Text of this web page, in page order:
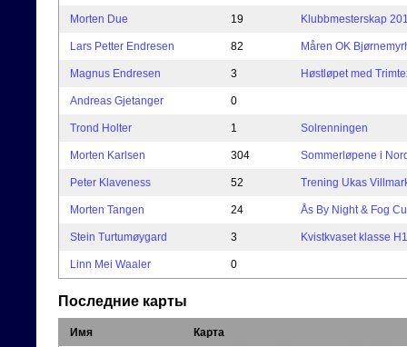
Morten Due 19 Klubbmesterskap
Lars Petter Endresen 82 Måren OK
Magnus Endresen 3 Høstløpet med
Andreas Gjetanger 0
Trond Holter 1 Solrenningen
Morten Karlsen 304 Sommerløpene i
Peter Klaveness 52 Trening Ukas
Morten Tangen 24 Ås By Night & Fog
Stein Turtumøygard 3 Kvistkvaset klasse
Linn Mei Waaler 0
Последние карты
Имя Карта